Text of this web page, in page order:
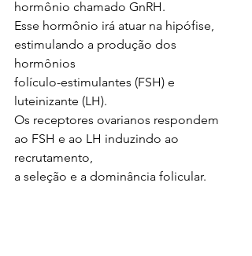
hormônio chamado GnRH.
Esse hormônio irá atuar na hipófise,
estimulando a produção dos
hormônios
folículo-estimulantes (FSH) e
luteinizante (LH).
Os receptores ovarianos respondem
ao FSH e ao LH induzindo ao
recrutamento,
a seleção e a dominância folicular.